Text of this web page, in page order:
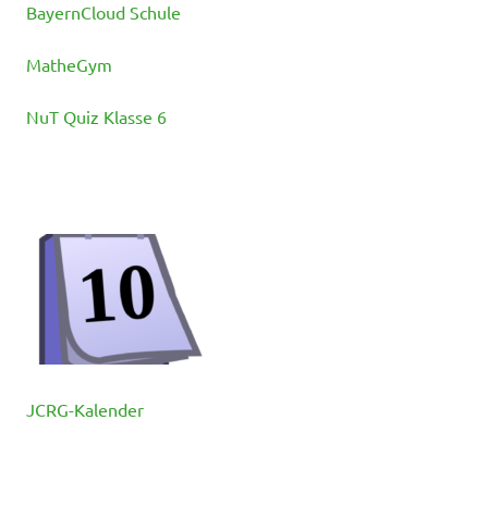
BayernCloud Schule
MatheGym
NuT Quiz Klasse 6
JCRG-Kalender